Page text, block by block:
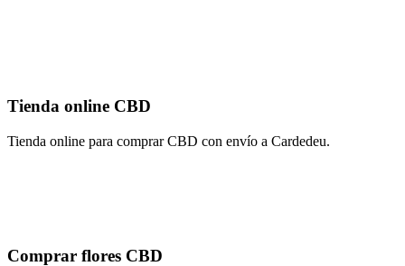
Tienda online CBD
Tienda online para comprar CBD con envío a Cardedeu.
Comprar flores CBD